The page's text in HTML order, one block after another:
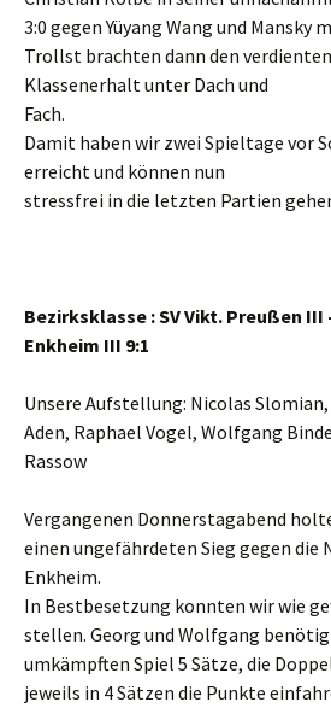
3:0 gegen Yüyang Wang und Mansky
Trollst brachten dann den
Klassenerhalt unter Dach und
Fach.
Damit haben wir zwei Spieltage vor
erreicht und können nun
stressfrei in die letzten Partien
Bezirksklasse : SV Vikt. Preußen III
Enkheim III 9:1
Unsere Aufstellung: Nicolas
Aden, Raphael Vogel, Wolfgang
Rassow
Vergangenen Donnerstagabend
einen ungefährdeten Sieg gegen die
Enkheim.
In Bestbesetzung konnten wir wie
stellen. Georg und Wolfgang
umkämpften Spiel 5 Sätze, die
jeweils in 4 Sätzen die Punkte